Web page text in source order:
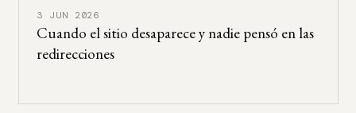
3 JUN 2026
Cuando el sitio desaparece y nadie pensó en las
redirecciones